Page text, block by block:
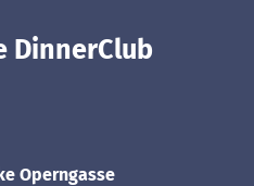
DinnerClub
Operngasse